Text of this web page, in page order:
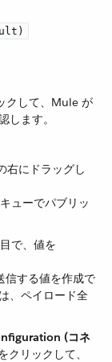
クして、Mule が
します。
右にドラッグし
ューでパブリッ
で、値を
信する値を作成で
、ペイロード全
(コネ
クリックして、